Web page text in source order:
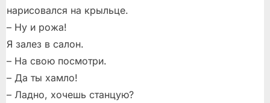
нарисовался на крыльце.
– Ну и рожа!
Я залез в салон.
– На свою посмотри.
– Да ты хамло!
– Ладно, хочешь станцую?